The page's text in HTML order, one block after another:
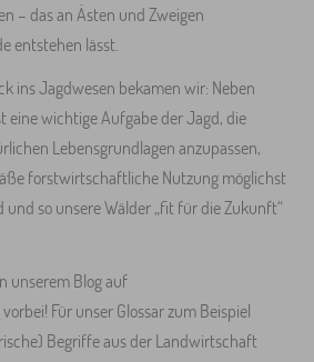
– das an Ästen und Zweigen
entstehen lässt.
ins Jagdwesen bekamen wir: Neben
eine wichtige Aufgabe der Jagd, die
Lebensgrundlagen anzupassen,
forstwirtschaftliche Nutzung möglichst
so unsere Wälder „fit für die Zukunft“
unserem Blog auf
vorbei! Für unser Glossar zum Beispiel
Begriffe aus der Landwirtschaft